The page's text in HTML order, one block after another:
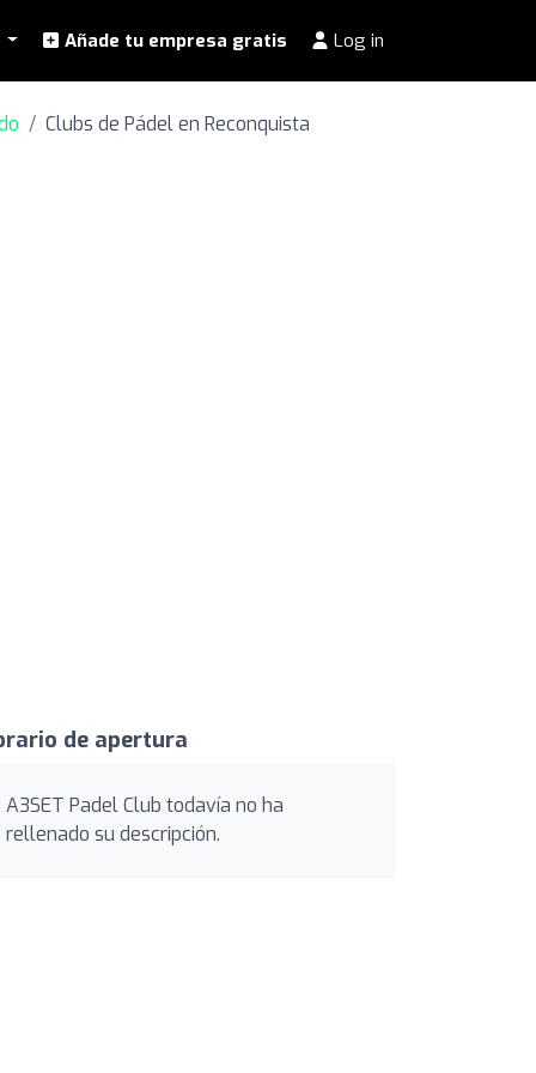
Añade tu empresa gratis Log in
Clubs de Pádel en Reconquista
de apertura
A3SET Padel Club todavía no ha
rellenado su descripción.